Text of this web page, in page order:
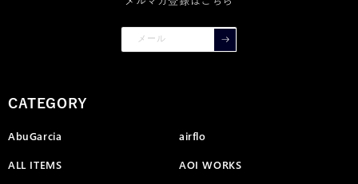
メール
CATEGORY
AbuGarcia airflo
ALL ITEMS AOI WORKS